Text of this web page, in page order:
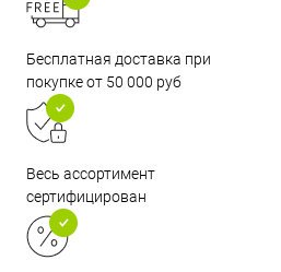
Бесплатная доставка при
покупке от 50 000 руб
Весь ассортимент
сертифицирован